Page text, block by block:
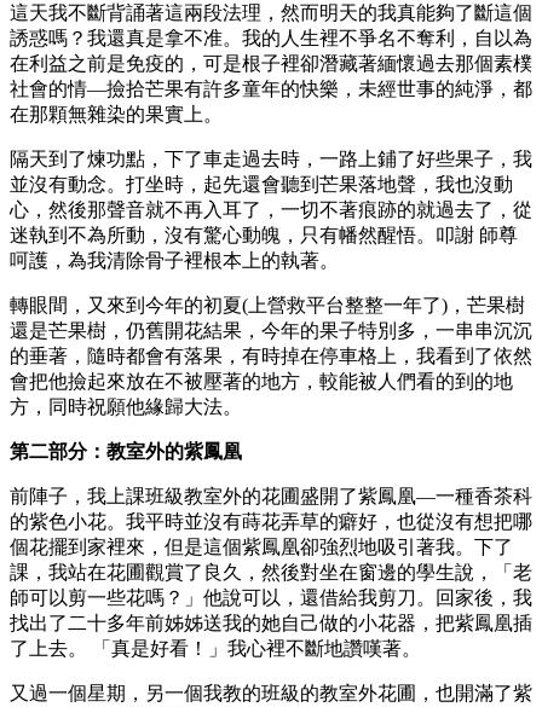
這天我不斷背誦著這兩段法理，然而明天的我真能夠了斷這個
誘惑嗎？我還真是拿不准。我的人生裡不爭名不奪利，自以為
在利益之前是免疫的，可是根子裡卻潛藏著緬懷過去那個素樸
社會的情—撿拾芒果有許多童年的快樂，未經世事的純淨，都
在那顆無雜染的果實上。
隔天到了煉功點，下了車走過去時，一路上鋪了好些果子，我
並沒有動念。打坐時，起先還會聽到芒果落地聲，我也沒動
心，然後那聲音就不再入耳了，一切不著痕跡的就過去了，從
迷執到不為所動，沒有驚心動魄，只有幡然醒悟。叩謝 師尊
呵護，為我清除骨子裡根本上的執著。
轉眼間，又來到今年的初夏(上營救平台整整一年了)，芒果樹
還是芒果樹，仍舊開花結果，今年的果子特別多，一串串沉沉
的垂著，隨時都會有落果，有時掉在停車格上，我看到了依然
會把他撿起來放在不被壓著的地方，較能被人們看的到的地
方，同時祝願他緣歸大法。
第二部分：教室外的紫鳳凰
前陣子，我上課班級教室外的花圃盛開了紫鳳凰—一種香茶科
的紫色小花。我平時並沒有蒔花弄草的癖好，也從沒有想把哪
個花擺到家裡來，但是這個紫鳳凰卻強烈地吸引著我。下了
課，我站在花圃觀賞了良久，然後對坐在窗邊的學生說，「老
師可以剪一些花嗎？」他說可以，還借給我剪刀。回家後，我
找出了二十多年前姊姊送我的她自己做的小花器，把紫鳳凰插
了上去。 「真是好看！」我心裡不斷地讚嘆著。
又過一個星期，另一個我教的班級的教室外花圃，也開滿了紫